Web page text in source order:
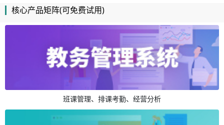
核心产品矩阵(可免费试用)
班课管理、排课考勤、经营分析